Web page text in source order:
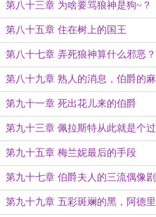
第八十三章 为啥要骂狼神是狗~？
第八十五章 住在树上的国王
第八十七章 弄死狼神算什么邪恶？
第八十九章 熟人的消息，伯爵的麻
烦
第九十一章 死出花儿来的伯爵
第九十三章 佩拉斯特从此就是个过
去了
第九十五章 梅兰妮最后的手段
第九十七章 伯爵夫人的三流偶像剧
好像没人信
第九十九章 五彩斑斓的黑，阿德里